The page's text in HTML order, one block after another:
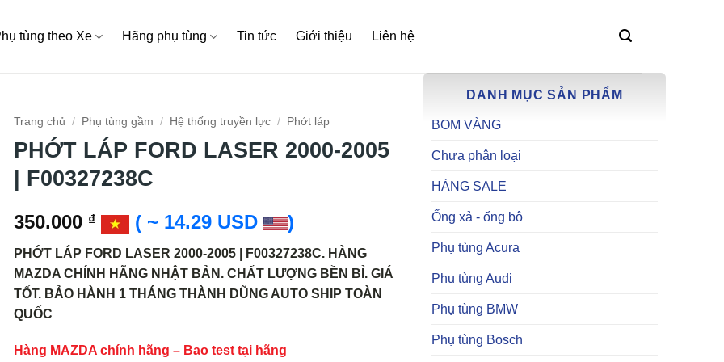
tùng theo Xe Hãng phụ tùng Tin tức Giới thiệu Liên hệ
DANH MỤC SẢN PHẨM
BOM VÀNG
Chưa phân loại
HÀNG SALE
Ống xả - ống bô
Phụ tùng Acura
Phụ tùng Audi
Phụ tùng BMW
Phụ tùng Bosch
Trang chủ / Phụ tùng gầm / Hệ thống truyền lực / Phớt láp
PHỚT LÁP FORD LASER 2000-2005
| F00327238C
350.000 ₫ ( ~ 14.29 USD )
PHỚT LÁP FORD LASER 2000-2005 | F00327238C. HÀNG
MAZDA CHÍNH HÃNG NHẬT BẢN. CHẤT LƯỢNG BỀN BỈ. GIÁ
TỐT. BẢO HÀNH 1 THÁNG THÀNH DŨNG AUTO SHIP TOÀN
QUỐC
Hàng MAZDA chính hãng – Bao test tại hãng